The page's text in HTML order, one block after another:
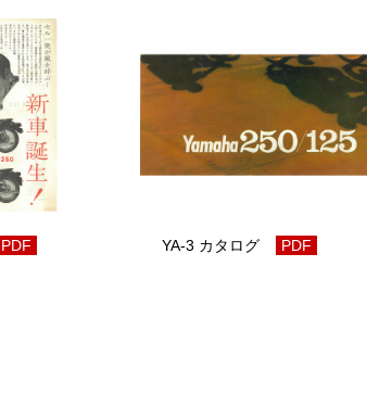
PDF YA-3 カタログ PDF